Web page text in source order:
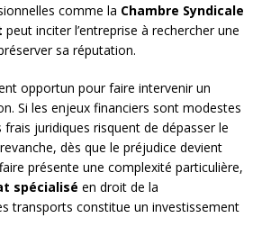
comme la Chambre Syndicale
peut inciter l’entreprise à rechercher une
sa réputation.
opportun pour faire intervenir un
Si les enjeux financiers sont modestes
juridiques risquent de dépasser le
dès que le préjudice devient
présente une complexité particulière,
spécialisé en droit de la
transports constitue un investissement